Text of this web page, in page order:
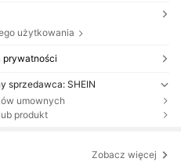
użytkowania
prywatności
sprzedawca: SHEIN
umownych
produkt
Zobacz więcej